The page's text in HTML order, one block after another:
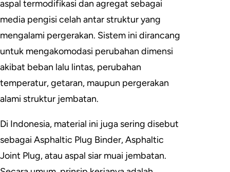
aspal termodifikasi dan agregat sebagai
media pengisi celah antar struktur yang
mengalami pergerakan. Sistem ini dirancang
untuk mengakomodasi perubahan dimensi
akibat beban lalu lintas, perubahan
temperatur, getaran, maupun pergerakan
alami struktur jembatan.
Di Indonesia, material ini juga sering disebut
sebagai Asphaltic Plug Binder, Asphaltic
Joint Plug, atau aspal siar muai jembatan.